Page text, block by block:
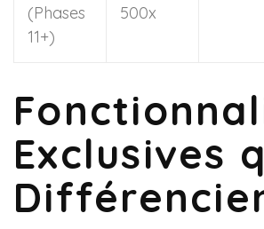
(Phases
11+)
500x
Exclusives